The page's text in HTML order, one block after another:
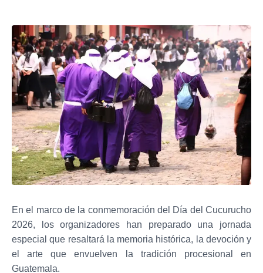
En el marco de la conmemoración del Día del Cucurucho
2026, los organizadores han preparado una jornada
especial que resaltará la memoria histórica, la devoción y
el arte que envuelven la tradición procesional en
Guatemala.